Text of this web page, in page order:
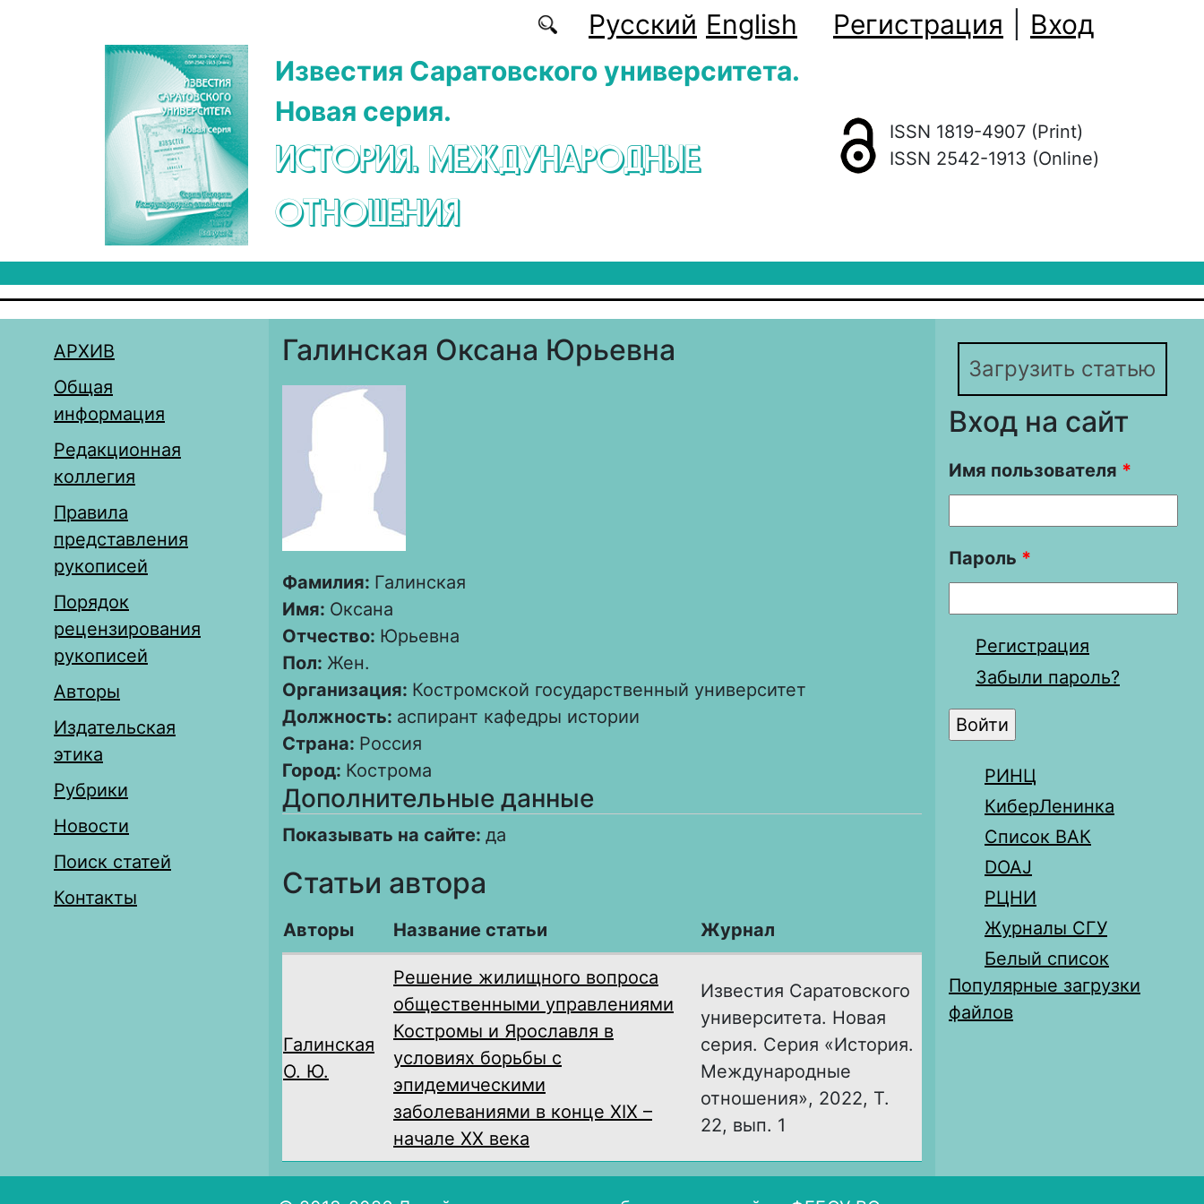
Русский English Регистрация
Вход
Известия Саратовского университета.
Новая серия.
ИСТОРИЯ. МЕЖДУНАРОДНЫЕ
ОТНОШЕНИЯ
ISSN 1819-4907 (Print)
ISSN 2542-1913 (Online)
АРХИВ
Общая
информация
Редакционная
коллегия
Правила
представления
рукописей
Порядок
рецензирования
рукописей
Авторы
Издательская
этика
Рубрики
Новости
Поиск статей
Контакты
Галинская Оксана Юрьевна
Фамилия: Галинская
Имя: Оксана
Отчество: Юрьевна
Пол: Жен.
Организация: Костромской государственный университет
Должность: аспирант кафедры истории
Страна: Россия
Город: Кострома
Дополнительные данные
Показывать на сайте: да
Статьи автора
Авторы Название статьи Журнал
Галинская
О. Ю.
Решение жилищного вопроса
общественными управлениями
Костромы и Ярославля в
условиях борьбы с
эпидемическими
заболеваниями в конце XIX –
начале XX века
Известия Саратовского
университета. Новая
серия. Серия «История.
Международные
отношения», 2022, Т.
22, вып. 1
Загрузить статью
Вход на сайт
Имя пользователя *
Пароль *
Регистрация
Забыли пароль?
РИНЦ
КиберЛенинка
Список ВАК
DOAJ
РЦНИ
Журналы СГУ
Белый список
Популярные загрузки
файлов